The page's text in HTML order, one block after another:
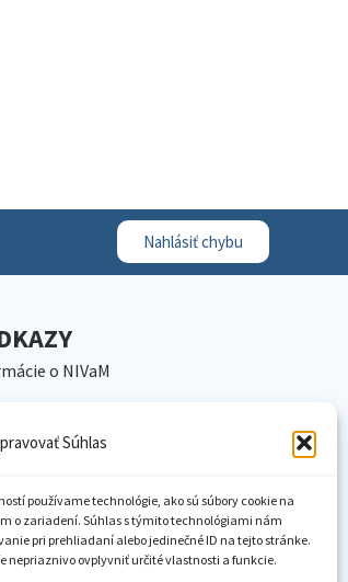
Súhlas
používame technológie, ako sú súbory cookie na
o zariadení. Súhlas s týmito technológiami nám
pri prehliadaní alebo jedinečné ID na tejto stránke.
nepriaznivo ovplyvniť určité vlastnosti a funkcie.
Nahlásiť chybu
o NIVaM